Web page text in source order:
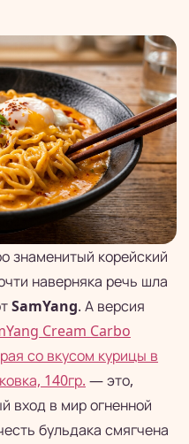
знаменитый корейский
наверняка речь шла
SamYang. А версия
Cream Carbo
со вкусом курицы в
140гр. — это,
вход в мир огненной
бульдака смягчена